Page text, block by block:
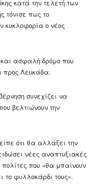
κατά την τελετή των
τόνισε πως το
κυκλοφορία ο νέος
ασφαλή δρόμο που
προς Λευκάδα.
συνεχίζει να
βελτιώνουν την
ότι θα αλλάξει την
νέες αναπτυξιακές
πολίτες που «θα μπαίνουν
το φυλλοκάρδι τους».